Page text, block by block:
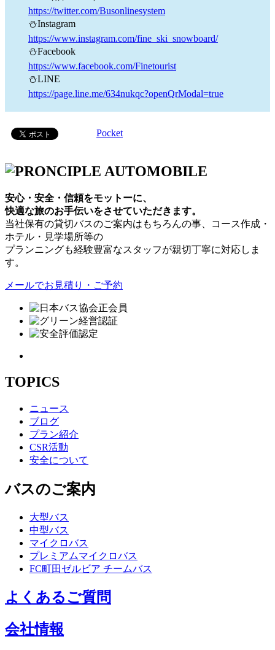
https://twitter.com/Busonlinesystem
⛄Instagram
https://www.instagram.com/fine_ski_snowboard/
⛄Facebook
https://www.facebook.com/Finetourist
⛄LINE
https://page.line.me/634nukqc?openQrModal=true
Pocket
安心・安全・信頼をモットーに、
快適な旅のお手伝いをさせていただきます。
当社保有の貸切バスのご案内はもちろんの事、コース作成・
ホテル・見学場所等の
プランニングも経験豊富なスタッフが親切丁寧に対応しま
す。
メールでお見積り・ご予約
TOPICS
ニュース
ブログ
プラン紹介
CSR活動
安全について
バスのご案内
大型バス
中型バス
マイクロバス
プレミアムマイクロバス
FC町田ゼルビア チームバス
よくあるご質問
会社情報